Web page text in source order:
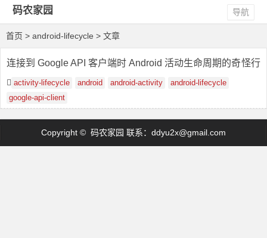
码农家园 导航
首页 > android-lifecycle > 文章
连接到 Google API 客户端时 Android 活动生命周期的奇怪行
为activity-lifecycle android android-activity
android-lifecycle
google-api-client
Copyright © 码农家园 联系： ddyu2x@gmail.com